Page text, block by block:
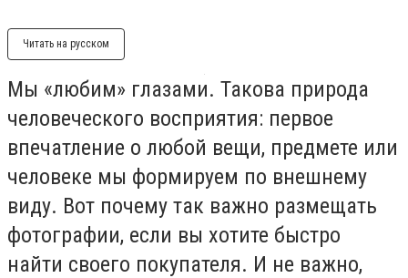
Читать на русском
Мы «любим» глазами. Такова природа
человеческого восприятия: первое
впечатление о любой вещи, предмете или
человеке мы формируем по внешнему
виду. Вот почему так важно размещать
фотографии, если вы хотите быстро
найти своего покупателя. И не важно,